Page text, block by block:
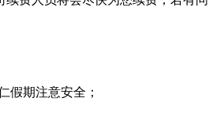
假期注意安全；